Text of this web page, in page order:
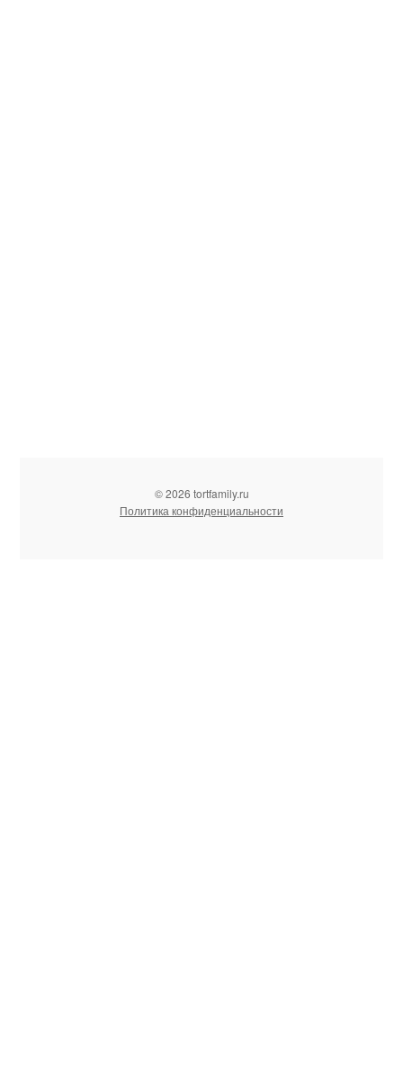
© 2026 tortfamily.ru
Политика конфиденциальности